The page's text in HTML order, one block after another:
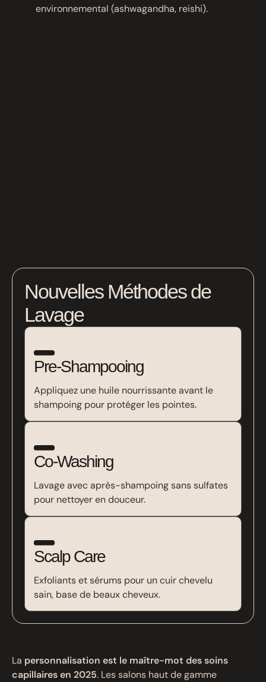
environnemental (ashwagandha, reishi).
Nouvelles Méthodes de
Lavage
Pre-Shampooing
Appliquez une huile nourrissante avant le
shampoing pour protéger les pointes.
Co-Washing
Lavage avec après-shampoing sans sulfates
pour nettoyer en douceur.
Scalp Care
Exfoliants et sérums pour un cuir chevelu
sain, base de beaux cheveux.
La personnalisation est le maître-mot des soins
capillaires en 2025. Les salons haut de gamme